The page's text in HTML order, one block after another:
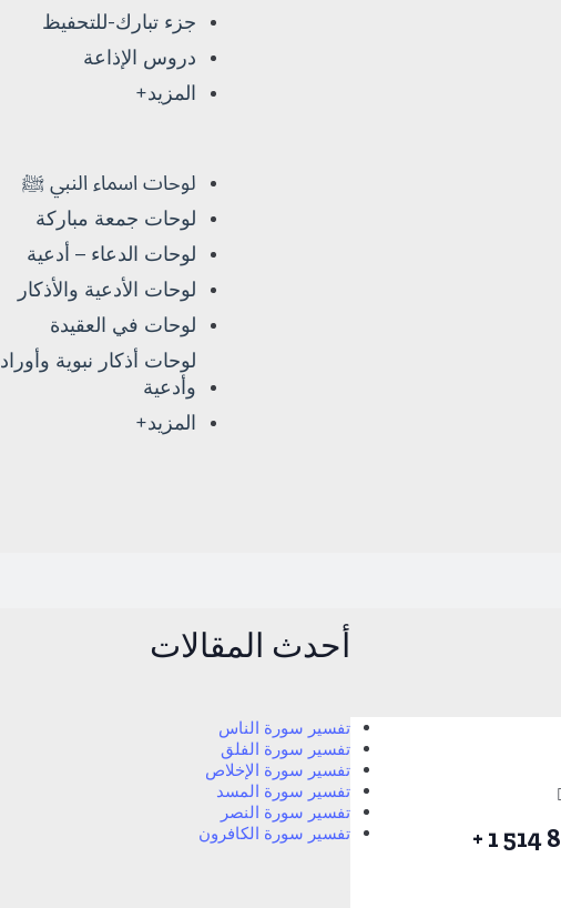
جزء تبارك-للتحفيظ
دروس الإذاعة
المزيد+
لوحات اسماء النبي ﷺ
لوحات جمعة مباركة
لوحات الدعاء – أدعية
لوحات الأدعية والأذكار
لوحات في العقيدة
لوحات أذكار نبوية وأوراد
وأدعية
المزيد+
أحدث المقالات
تفسير سورة الناس
تفسير سورة الفلق
تفسير سورة الإخلاص
تفسير سورة المسد
تفسير سورة النصر
تفسير سورة الكافرون